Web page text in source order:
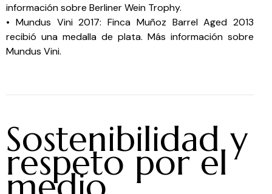
información sobre Berliner Wein Trophy.
• Mundus Vini 2017: Finca Muñoz Barrel Aged 2013
recibió una medalla de plata. Más información sobre
Mundus Vini.
Sostenibilidad y
respeto por el